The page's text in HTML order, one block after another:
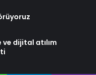
dijital atılım